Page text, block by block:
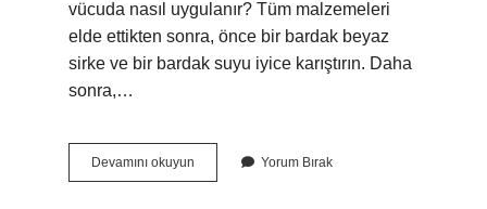
vücuda nasıl uygulanır? Tüm malzemeleri
elde ettikten sonra, önce bir bardak beyaz
sirke ve bir bardak suyu iyice karıştırın. Daha
sonra,…
Devamını okuyun
Sirke
Yorum Bırak